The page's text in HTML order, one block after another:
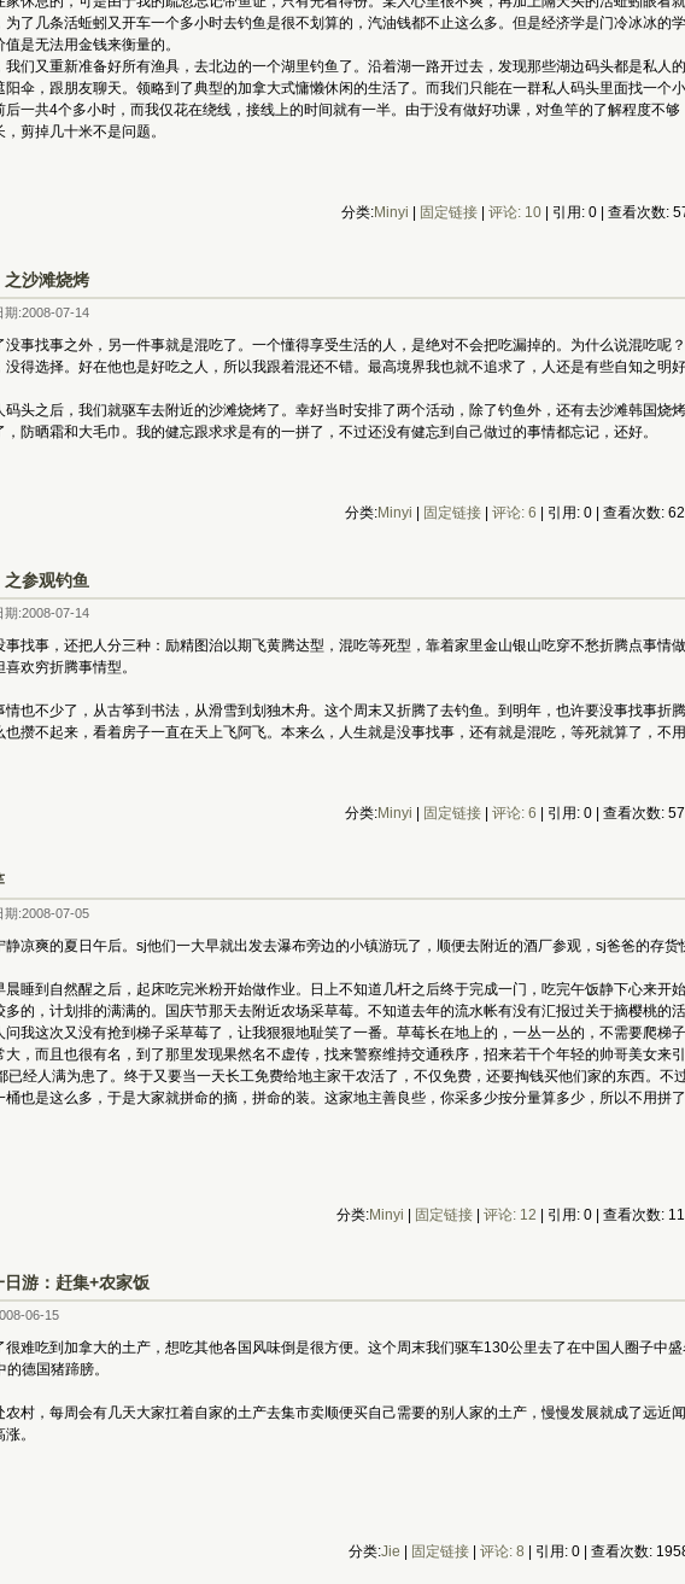
为了几条活蚯蚓又开车一个多小时去钓鱼是很不划算的，汽油钱都不止这么多。但是经济学是门冷冰冰
是无法用金钱来衡量的。
我们又重新准备好所有渔具，去北边的一个湖里钓鱼了。沿着湖一路开过去，发现那些湖边码头都是私
伞，跟朋友聊天。领略到了典型的加拿大式慵懒休闲的生活了。而我们只能在一群私人码头里面找一个
后一共4个多小时，而我仅花在绕线，接线上的时间就有一半。由于没有做好功课，对鱼竿的了解程度不
剪掉几十米不是问题。
分类:Minyi 固定链接| 评论: 10| 引用: 0 | 查看次数:
之沙滩烧烤
:2008-07-14
事找事之外，另一件事就是混吃了。一个懂得享受生活的人，是绝对不会把吃漏掉的。为什么说混吃呢
得选择。好在他也是好吃之人，所以我跟着混还不错。最高境界我也就不追求了，人还是有些自知之明
头之后，我们就驱车去附近的沙滩烧烤了。幸好当时安排了两个活动，除了钓鱼外，还有去沙滩韩国
防晒霜和大毛巾。我的健忘跟求求是有的一拼了，不过还没有健忘到自己做过的事情都忘记，还好。
分类:Minyi 固定链接 评论: 6 | 引用: 0 | 查看次数:
参观钓鱼
:2008-07-14
事找事，还把人分三种：励精图治以期飞黄腾达型，混吃等死型，靠着家里金山银山吃穿不愁折腾点事
欢穷折腾事情型。
情也不少了，从古筝到书法，从滑雪到划独木舟。这个周末又折腾了去钓鱼。到明年，也许要没事找事
攒不起来，看着房子一直在天上飞阿飞。本来么，人生就是没事找事，还有就是混吃，等死就算了，不
分类:Minyi 固定链接 评论: 6 | 引用: 0 | 查看次数:
:2008-07-05
静凉爽的夏日午后。sj他们一大早就出发去瀑布旁边的小镇游玩了，顺便去附近的酒厂参观，sj爸爸的存
睡到自然醒之后，起床吃完米粉开始做作业。日上不知道几杆之后终于完成一门，吃完午饭静下心来开始
多的，计划排的满满的。国庆节那天去附近农场采草莓。不知道去年的流水帐有没有汇报过关于摘樱桃
我这次又没有抢到梯子采草莓了，让我狠狠地耻笑了一番。草莓长在地上的，一丛一丛的，不需要爬梯子
大，而且也很有名，到了那里发现果然名不虚传，找来警察维持交通秩序，招来若干个年轻的帅哥美女
已经人满为患了。终于又要当一天长工免费给地主家干农活了，不仅免费，还要掏钱买他们家的东西。
也是这么多，于是大家就拼命的摘，拼命的装。这家地主善良些，你采多少按分量算多少，所以不用拼了
分类:Minyi 固定链接 评论: 12 | 引用: 0 | 查看次数:
游：赶集+农家饭
06-15
很难吃到加拿大的土产，想吃其他各国风味倒是很方便。这个周末我们驱车130公里去了在中国人圈子中
德国猪蹄膀。
农村，每周会有几天大家扛着自家的土产去集市卖顺便买自己需要的别人家的土产，慢慢发展就成了远
。
分类:Jie 固定链接 评论: 8 | 引用: 0 | 查看次数: